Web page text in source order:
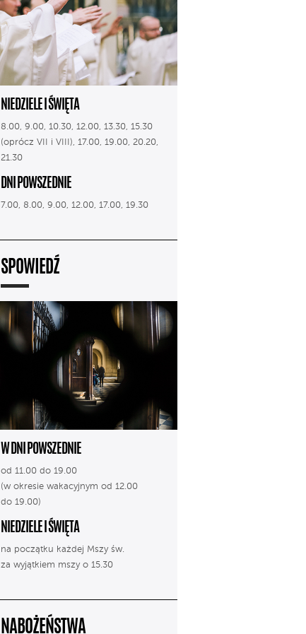
NIEDZIELE I ŚWIĘTA
8.00, 9.00, 10.30, 12.00, 13.30, 15.30
(oprócz VII i VIII), 17.00, 19.00, 20.20,
21.30
DNI POWSZEDNIE
7.00, 8.00, 9.00, 12.00, 17.00, 19.30
SPOWIEDŹ
W DNI POWSZEDNIE
od 11.00 do 19.00
(w okresie wakacyjnym od 12.00
do 19.00)
NIEDZIELE I ŚWIĘTA
na początku każdej Mszy św.
za wyjątkiem mszy o 15.30
NABOŻEŃSTWA